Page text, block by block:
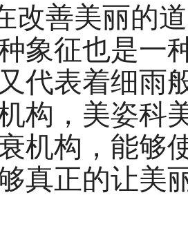
改善美丽的
象征也是一
代表着细雨
构，美姿科
机构，能够
真正的让美